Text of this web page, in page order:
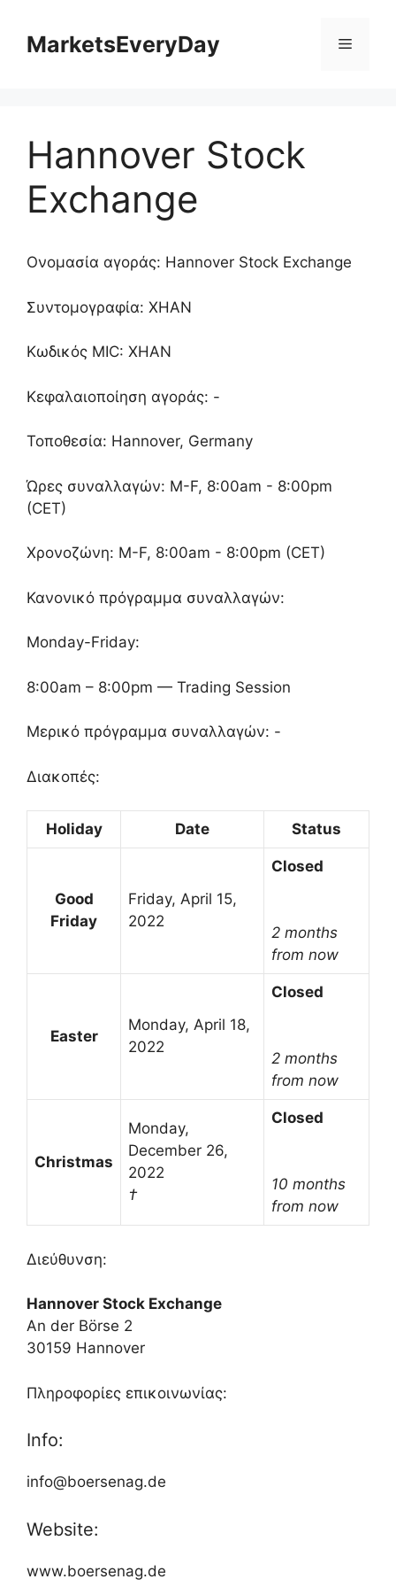
περιεχόμενο
MarketsEveryDay Μενού
Hannover Stock
Exchange
Ονομασία αγοράς: Hannover Stock Exchange
Συντομογραφία: XHAN
Κωδικός MIC: XHAN
Κεφαλαιοποίηση αγοράς: -
Τοποθεσία: Hannover, Germany
Ώρες συναλλαγών: M-F, 8:00am - 8:00pm
(CET)
Χρονοζώνη: M-F, 8:00am - 8:00pm (CET)
Κανονικό πρόγραμμα συναλλαγών:
Monday-Friday:
8:00am – 8:00pm — Trading Session
Μερικό πρόγραμμα συναλλαγών: -
Διακοπές:
Holiday Date Status
Good
Friday
Friday, April 15,
2022
Closed
2 months
from now
Easter
Monday, April 18,
2022
Closed
2 months
from now
Christmas
Monday,
December 26,
2022
†
Closed
10 months
from now
Διεύθυνση:
Hannover Stock Exchange
An der Börse 2
30159 Hannover
Πληροφορίες επικοινωνίας:
Info:
info@boersenag.de
Website:
www.boersenag.de